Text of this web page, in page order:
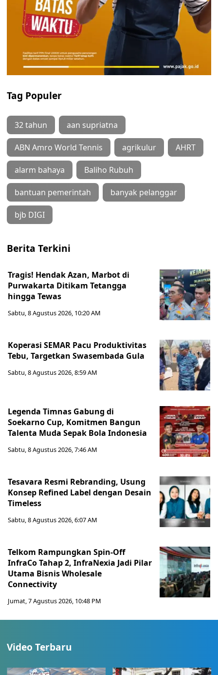
Tag Populer
32 tahun aan supriatna
ABN Amro World Tennis agrikulur AHRT
alarm bahaya Baliho Rubuh
bantuan pemerintah banyak pelanggar
bjb DIGI
Berita Terkini
Tragis! Hendak Azan, Marbot di
Purwakarta Ditikam Tetangga
hingga Tewas
Sabtu, 8 Agustus 2026, 10:20 AM
Koperasi SEMAR Pacu Produktivitas
Tebu, Targetkan Swasembada Gula
Sabtu, 8 Agustus 2026, 8:59 AM
Legenda Timnas Gabung di
Soekarno Cup, Komitmen Bangun
Talenta Muda Sepak Bola Indonesia
Sabtu, 8 Agustus 2026, 7:46 AM
Tesavara Resmi Rebranding, Usung
Konsep Refined Label dengan Desain
Timeless
Sabtu, 8 Agustus 2026, 6:07 AM
Telkom Rampungkan Spin-Off
InfraCo Tahap 2, InfraNexia Jadi Pilar
Utama Bisnis Wholesale
Connectivity
Jumat, 7 Agustus 2026, 10:48 PM
Video Terbaru